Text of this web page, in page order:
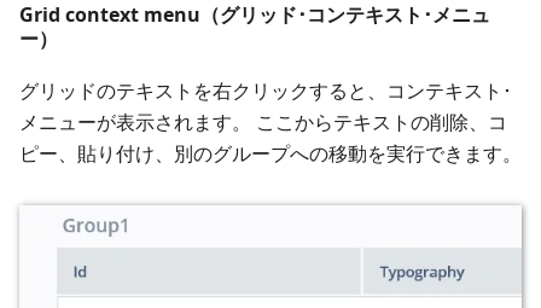
Grid context menu（グリッド･コンテキスト･メニュ
ー）
グリッドのテキストを右クリックすると、コンテキスト･
メニューが表示されます。 ここからテキストの削除、コ
ピー、貼り付け、別のグループへの移動を実行できます。